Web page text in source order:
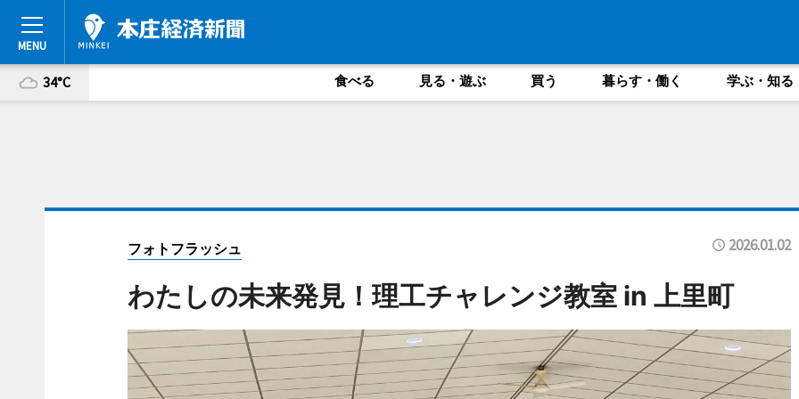
34°C 食べる 見る・遊ぶ 買う 暮らす・働く 学ぶ・知る
フォトフラッシュ 2026.01.02
わたしの未来発見！理工チャレンジ教室 in 上里町